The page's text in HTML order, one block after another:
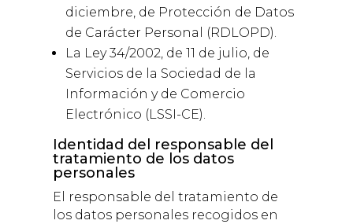
diciembre, de Protección de Datos
de Carácter Personal (RDLOPD).
La Ley 34/2002, de 11 de julio, de
Servicios de la Sociedad de la
Información y de Comercio
Electrónico (LSSI-CE).
Identidad del responsable del
tratamiento de los datos
personales
El responsable del tratamiento de
los datos personales recogidos en